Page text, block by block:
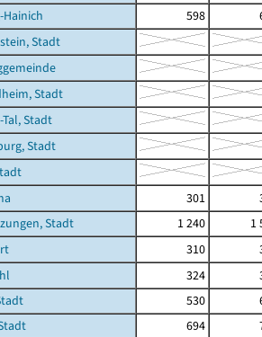
598
Stadt
Stadt
Stadt
Stadt
301
Stadt
1 240 1
310
324
530
694